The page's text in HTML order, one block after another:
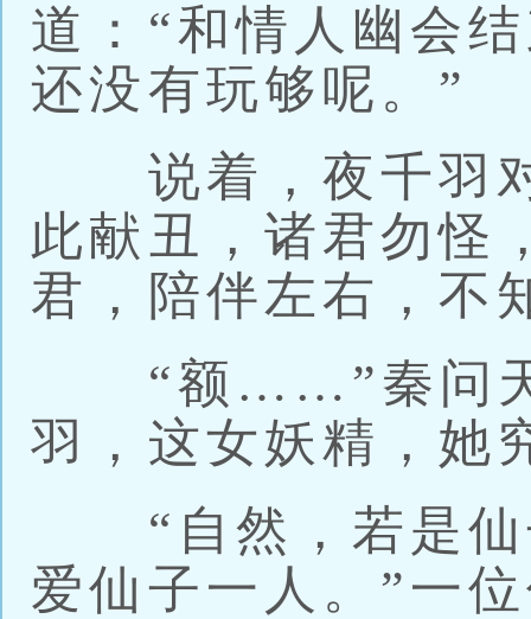
道：“和情人幽会
还没有玩够呢。”
说着，夜千羽对
此献丑，诸君勿怪
君，陪伴左右，不
“额……”秦问天
羽，这女妖精，她
“自然，若是仙
爱仙子一人。”一